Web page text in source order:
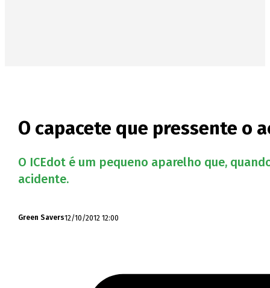
O capacete que pressente o
O ICEdot é um pequeno aparelho que,
acidente.
Green Savers12/10/2012 12:00